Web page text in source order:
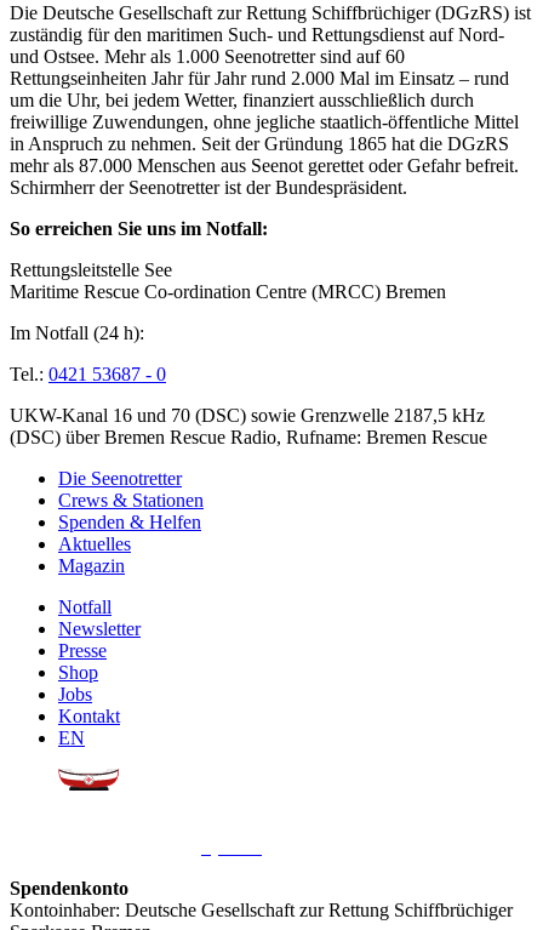
Die Deutsche Gesellschaft zur Rettung Schiffbrüchiger (DGzRS) ist
zuständig für den maritimen Such- und Rettungsdienst auf Nord-
und Ostsee. Mehr als 1.000 Seenotretter sind auf 60
Rettungseinheiten Jahr für Jahr rund 2.000 Mal im Einsatz – rund
um die Uhr, bei jedem Wetter, finanziert ausschließlich durch
freiwillige Zuwendungen, ohne jegliche staatlich-öffentliche Mittel
in Anspruch zu nehmen. Seit der Gründung 1865 hat die DGzRS
mehr als 87.000 Menschen aus Seenot gerettet oder Gefahr befreit.
Schirmherr der Seenotretter ist der Bundespräsident.
So erreichen Sie uns im Notfall:
Rettungsleitstelle See
Maritime Rescue Co-ordination Centre (MRCC) Bremen
Im Notfall (24 h):
Tel.: 0421 53687 - 0
UKW-Kanal 16 und 70 (DSC) sowie Grenzwelle 2187,5 kHz
(DSC) über Bremen Rescue Radio, Rufname: Bremen Rescue
Die Seenotretter
Crews & Stationen
Spenden & Helfen
Aktuelles
Magazin
Notfall
Newsletter
Presse
Shop
Jobs
Kontakt
EN
Spendenkonto
Kontoinhaber: Deutsche Gesellschaft zur Rettung Schiffbrüchiger